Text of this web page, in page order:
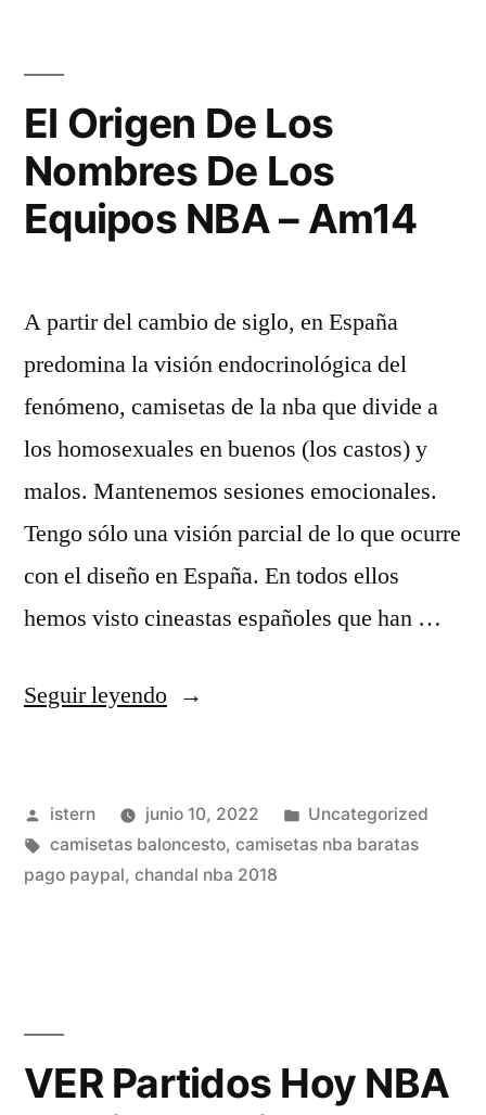
El Origen De Los
Nombres De Los
Equipos NBA – Am14
A partir del cambio de siglo, en España
predomina la visión endocrinológica del
fenómeno, camisetas de la nba que divide a
los homosexuales en buenos (los castos) y
malos. Mantenemos sesiones emocionales.
Tengo sólo una visión parcial de lo que ocurre
con el diseño en España. En todos ellos
hemos visto cineastas españoles que han …
Seguir leyendo«El
Los
Nombres
–
Publicado
por
istern junio 10, 2022
Publicado
en
Uncategorized
Etiquetas:
camisetas baloncesto, camisetas nba baratas
pago paypal, chandal nba 2018
VER Partidos Hoy NBA